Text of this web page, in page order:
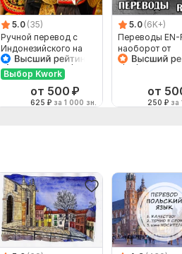
5.0 (35)
Ручной перевод с
Индонезийского на
Русский и наоборот
Выбор Kwork
от 500 ₽
625 ₽ за 1 000 зн.
5.0 (6K+)
Переводы EN-
наоборот от
от
250 ₽ за